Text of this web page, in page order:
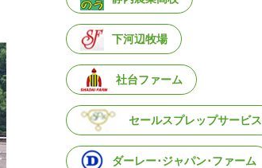
下河辺牧場
社台ファーム
セールスプレップサービス
ダーレー･ジャパン･ファーム